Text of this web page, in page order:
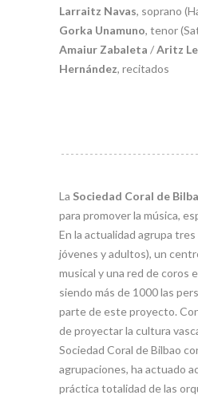
Larraitz Navas, soprano
Gorka Unamuno, tenor
Amaiur Zabaleta /Aritz
Hernández, recitados
La Sociedad Coral de
para promover la música,
En la actualidad agrupa
jóvenes y adultos), un
musical y una red de coros
siendo más de 1000 las
parte de este proyecto.
de proyectar la cultura
Sociedad Coral de Bilbao
agrupaciones, ha actuado
práctica totalidad de las